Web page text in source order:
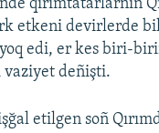
qırımtatarlarnıñ
etkeni devirlerde
edi, er kes biri-
vaziyet deñişti.
etilgen soñ